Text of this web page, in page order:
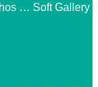
… Soft Gallery